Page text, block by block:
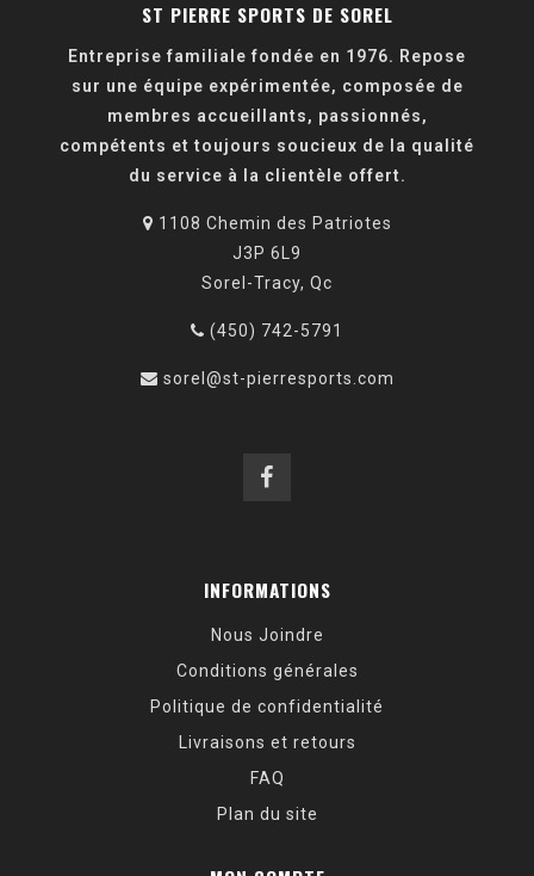
ST PIERRE SPORTS DE SOREL
Entreprise familiale fondée en 1976. Repose
sur une équipe expérimentée, composée de
membres accueillants, passionnés,
compétents et toujours soucieux de la qualité
du service à la clientèle offert.
1108 Chemin des Patriotes
J3P 6L9
Sorel-Tracy, Qc
(450) 742-5791
sorel@st-pierresports.com
INFORMATIONS
Nous Joindre
Conditions générales
Politique de confidentialité
Livraisons et retours
FAQ
Plan du site